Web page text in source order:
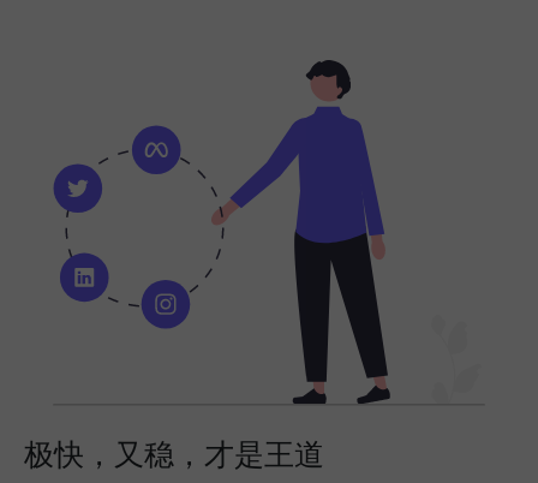
极快，又稳，才是王道